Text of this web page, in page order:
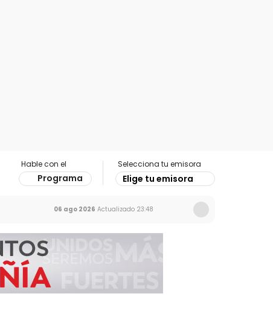
Hable con el
Programa
Selecciona tu emisora
Elige tu emisora
06 ago 2026 Actualizado 23:48